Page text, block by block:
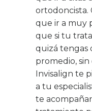
ortodoncista.
que ir a muy
que si tu
quizá tengas
promedio,
Invisalign te
a tu
te